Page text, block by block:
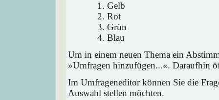
Gelb
Rot
Grün
Blau
Um in einem neuen Thema ein
»Umfragen hinzufügen...«. Daraufhin
Im Umfrageneditor können Sie die
Auswahl stellen möchten.